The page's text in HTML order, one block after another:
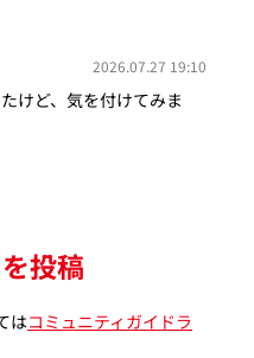
2026.07.27 19:10
けど、気を付けてみま
投稿
はコミュニティガイドラ